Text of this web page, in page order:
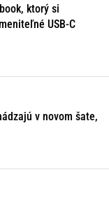
ktorý si
USB-C
v novom šate,